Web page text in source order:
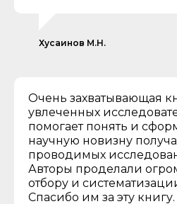
Хусаинов М.Н.
Очень захватывающая
увлеченных
помогает понять и
научную новизну
проводимых
Авторы проделали
отбору и
Спасибо им за эту книгу.